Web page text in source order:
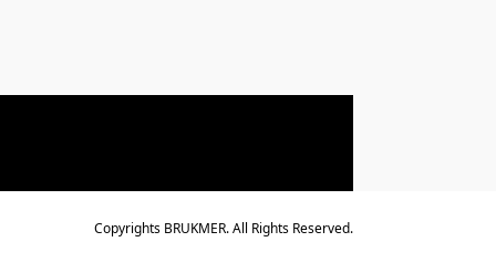
Copyrights BRUKMER. All Rights Reserved.